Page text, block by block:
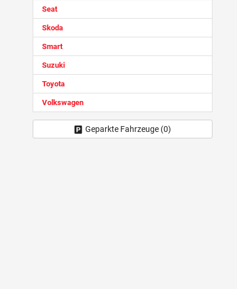
Seat
Skoda
Smart
Suzuki
Toyota
Volkswagen
Geparkte Fahrzeuge (0)